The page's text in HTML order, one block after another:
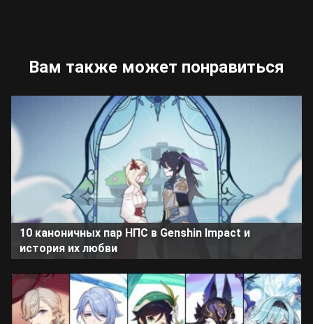
Вам также может понравиться
10 каноничных пар НПС в Genshin Impact и
история их любви